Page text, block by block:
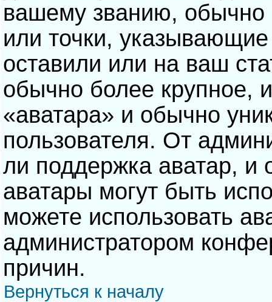
вашему званию, обычно
или точки,
оставили или на ваш
обычно более крупное,
«аватара» и обычно
пользователя. От
ли поддержка аватар, и
аватары могут быть
можете использовать
администратором
причин.
Вернуться к началу